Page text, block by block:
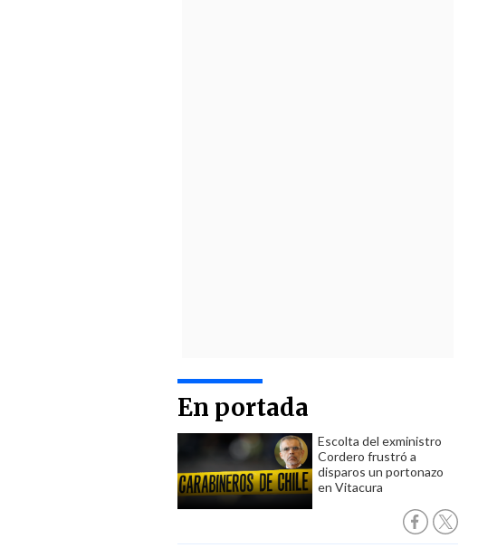
En portada
Escolta del exministro
Cordero frustró a
disparos un portonazo
en Vitacura